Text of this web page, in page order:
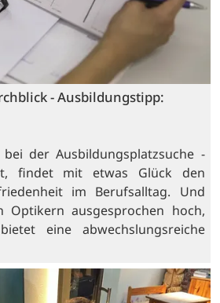
- Ausbildungstipp:
der Ausbildungsplatzsuche -
findet mit etwas Glück den
im Berufsalltag. Und
Optikern ausgesprochen hoch,
eine abwechslungsreiche